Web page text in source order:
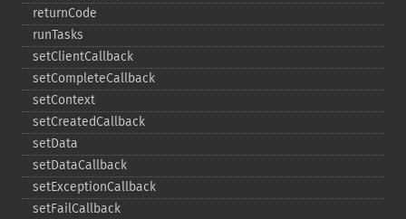
returnCode
runTasks
setClientCallback
setCompleteCallback
setContext
setCreatedCallback
setData
setDataCallback
setExceptionCallback
setFailCallback